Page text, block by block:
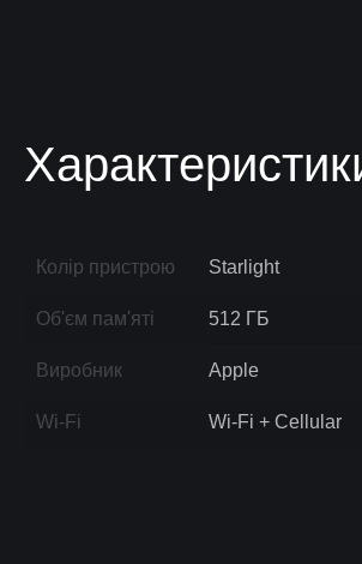
Колір пристрою Starlight
Об'єм пам'яті 512 ГБ
Виробник Apple
Wi-Fi Wi-Fi + Cellular